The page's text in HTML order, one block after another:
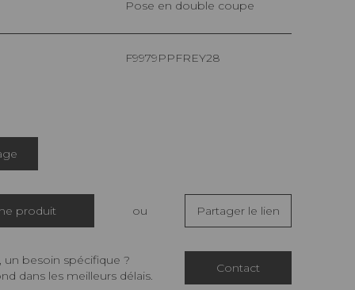
Pose en double coupe
F9979PPFREY28
produit ou Partager le lien
un besoin spécifique ?
dans les meilleurs délais.
Contact